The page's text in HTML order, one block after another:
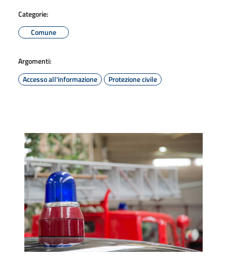
Categorie:
Comune
Argomenti:
Accesso all'informazione
Protezione civile